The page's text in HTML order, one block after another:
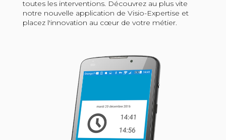
toutes les interventions. Découvrez au plus vite
notre nouvelle application de Visio-Expertise et
placez l'innovation au cœur de votre métier.